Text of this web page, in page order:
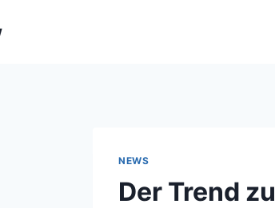
NEWS
Der Trend